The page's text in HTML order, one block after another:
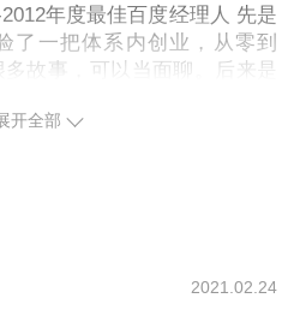
P6）如何培养核心能力，实
应该如何选择
附近；
年度最佳百度经理人 先是
了一把体系内创业，从零到
多故事，可以当面聊。后来是
创新战略进入了AI+汽车的赛
开全部
2021.02.24